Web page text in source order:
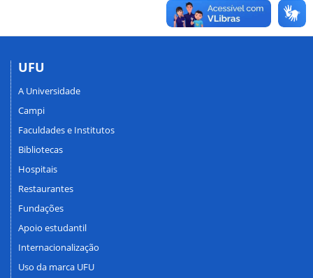
UFU
A Universidade
Campi
Faculdades e Institutos
Bibliotecas
Hospitais
Restaurantes
Fundações
Apoio estudantil
Internacionalização
Uso da marca UFU